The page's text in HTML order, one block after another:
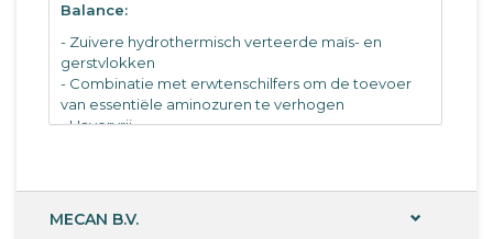
Balance:
- Zuivere hydrothermisch verteerde maïs- en
gerstvlokken
- Combinatie met erwtenschilfers om de toevoer
van essentiële aminozuren te verhogen
- Havervrij
spijsvertering te verbeteren
rode biet
MECAN B.V.